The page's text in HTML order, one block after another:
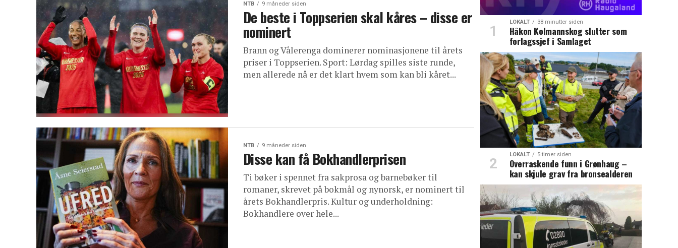
NTB 9 måneder siden
De beste i Toppserien skal kåres – disse er
nominert
Brann og Vålerenga dominerer nominasjonene til årets
priser i Toppserien. Sport: Lørdag spilles siste runde,
men allerede nå er det klart hvem som kan bli kåret...
NTB 9 måneder siden
Disse kan få Bokhandlerprisen
Ti bøker i spennet fra sakprosa og barnebøker til
romaner, skrevet på bokmål og nynorsk, er nominert til
årets Bokhandlerpris. Kultur og underholdning:
Bokhandlere over hele...
LOKALT 38 minutter siden
Håkon Kolmannskog slutter som
forlagssjef i Samlaget
LOKALT 5 timer siden
Overraskende funn i Grønhaug –
kan skjule grav fra bronsealderen